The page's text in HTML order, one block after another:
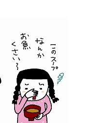
大学院の資料請求
大学入学共通テスト「受験案
内」の請求